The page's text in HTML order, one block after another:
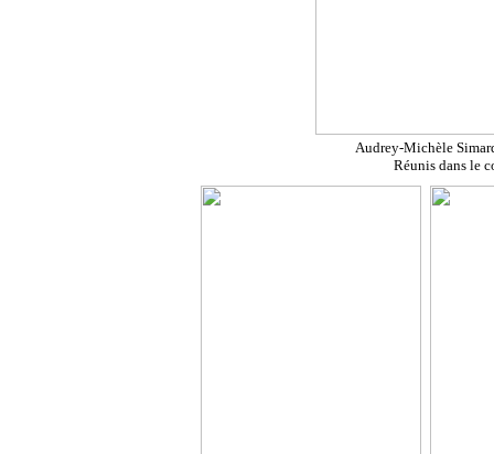
Audrey-Michèle
Réunis dans le